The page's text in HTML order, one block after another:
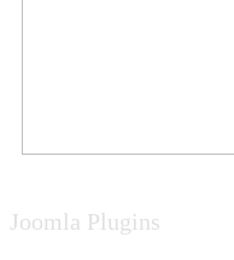
Joomla Plugins